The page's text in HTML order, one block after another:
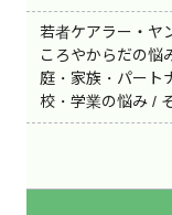
若者ケアラー・ヤ
ころやからだの悩
庭・家族・パート
校・学業の悩み /